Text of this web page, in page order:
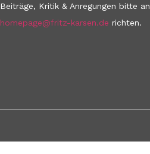
Beiträge, Kritik & Anregungen bitte an
homepage@fritz-karsen.de richten.